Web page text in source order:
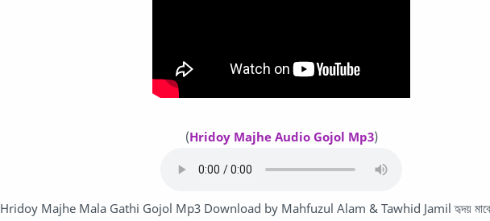
(Hridoy Majhe Audio Gojol Mp3)
Hridoy Majhe Mala Gathi Gojol Mp3 Download by Mahfuzul Alam & Tawhid Jamil হৃদয়